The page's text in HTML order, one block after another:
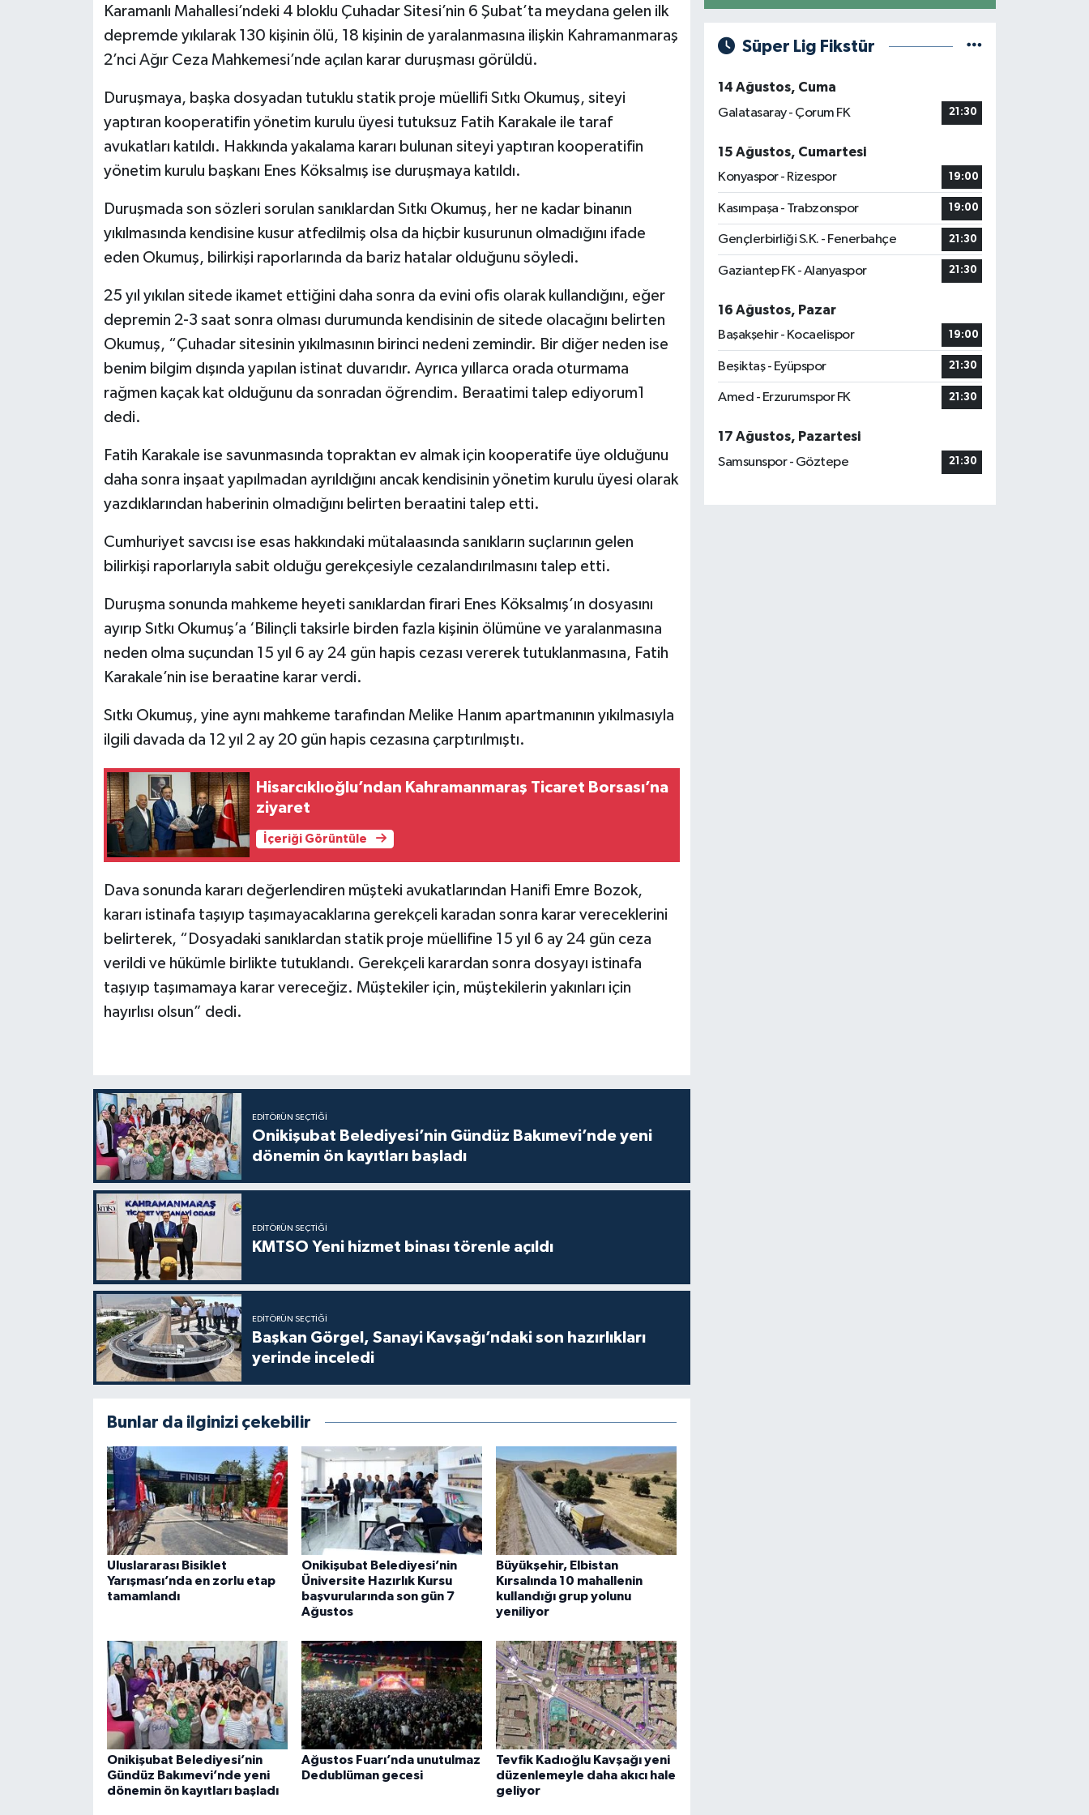
Karamanlı Mahallesi’ndeki 4 bloklu Çuhadar Sitesi’nin 6 Şubat’ta meydana gelen ilk
depremde yıkılarak 130 kişinin ölü, 18 kişinin de yaralanmasına ilişkin Kahramanmaraş
2’nci Ağır Ceza Mahkemesi’nde açılan karar duruşması görüldü.
Duruşmaya, başka dosyadan tutuklu statik proje müellifi Sıtkı Okumuş, siteyi
yaptıran kooperatifin yönetim kurulu üyesi tutuksuz Fatih Karakale ile taraf
avukatları katıldı. Hakkında yakalama kararı bulunan siteyi yaptıran kooperatifin
yönetim kurulu başkanı Enes Köksalmış ise duruşmaya katıldı.
Duruşmada son sözleri sorulan sanıklardan Sıtkı Okumuş, her ne kadar binanın
yıkılmasında kendisine kusur atfedilmiş olsa da hiçbir kusurunun olmadığını ifade
eden Okumuş, bilirkişi raporlarında da bariz hatalar olduğunu söyledi.
25 yıl yıkılan sitede ikamet ettiğini daha sonra da evini ofis olarak kullandığını, eğer
depremin 2-3 saat sonra olması durumunda kendisinin de sitede olacağını belirten
Okumuş, “Çuhadar sitesinin yıkılmasının birinci nedeni zemindir. Bir diğer neden ise
benim bilgim dışında yapılan istinat duvarıdır. Ayrıca yıllarca orada oturmama
rağmen kaçak kat olduğunu da sonradan öğrendim. Beraatimi talep ediyorum1
dedi.
Fatih Karakale ise savunmasında topraktan ev almak için kooperatife üye olduğunu
daha sonra inşaat yapılmadan ayrıldığını ancak kendisinin yönetim kurulu üyesi olarak
yazdıklarından haberinin olmadığını belirten beraatini talep etti.
Cumhuriyet savcısı ise esas hakkındaki mütalaasında sanıkların suçlarının gelen
bilirkişi raporlarıyla sabit olduğu gerekçesiyle cezalandırılmasını talep etti.
Duruşma sonunda mahkeme heyeti sanıklardan firari Enes Köksalmış’ın dosyasını
ayırıp Sıtkı Okumuş’a ‘Bilinçli taksirle birden fazla kişinin ölümüne ve yaralanmasına
neden olma suçundan 15 yıl 6 ay 24 gün hapis cezası vererek tutuklanmasına, Fatih
Karakale’nin ise beraatine karar verdi.
Sıtkı Okumuş, yine aynı mahkeme tarafından Melike Hanım apartmanının yıkılmasıyla
ilgili davada da 12 yıl 2 ay 20 gün hapis cezasına çarptırılmıştı.
Hisarcıklıoğlu’ndan Kahramanmaraş Ticaret Borsası’na
ziyaret
İçeriği Görüntüle
Dava sonunda kararı değerlendiren müşteki avukatlarından Hanifi Emre Bozok,
kararı istinafa taşıyıp taşımayacaklarına gerekçeli karadan sonra karar vereceklerini
belirterek, “Dosyadaki sanıklardan statik proje müellifine 15 yıl 6 ay 24 gün ceza
verildi ve hükümle birlikte tutuklandı. Gerekçeli karardan sonra dosyayı istinafa
taşıyıp taşımamaya karar vereceğiz. Müştekiler için, müştekilerin yakınları için
hayırlısı olsun” dedi.
EDITÖRÜN SEÇTIĞI
Onikişubat Belediyesi’nin Gündüz Bakımevi’nde yeni
dönemin ön kayıtları başladı
EDITÖRÜN SEÇTIĞI
KMTSO Yeni hizmet binası törenle açıldı
EDITÖRÜN SEÇTIĞI
Başkan Görgel, Sanayi Kavşağı’ndaki son hazırlıkları
yerinde inceledi
Bunlar da ilginizi çekebilir
Uluslararası Bisiklet
Yarışması’nda en zorlu etap
tamamlandı
Onikişubat Belediyesi’nin
Üniversite Hazırlık Kursu
başvurularında son gün 7
Ağustos
Büyükşehir, Elbistan
Kırsalında 10 mahallenin
kullandığı grup yolunu
yeniliyor
Onikişubat Belediyesi’nin
Gündüz Bakımevi’nde yeni
dönemin ön kayıtları başladı
Ağustos Fuarı’nda unutulmaz
Dedublüman gecesi
Tevfik Kadıoğlu Kavşağı yeni
düzenlemeyle daha akıcı hale
geliyor
Süper Lig Fikstür
14 Ağustos, Cuma
Galatasaray - Çorum FK
21:30
15 Ağustos, Cumartesi
Konyaspor - Rizespor
19:00
Kasımpaşa - Trabzonspor 19:00
Gençlerbirliği S.K. - Fenerbahçe 21:30
Gaziantep FK - Alanyaspor 21:30
16 Ağustos, Pazar
Başakşehir - Kocaelispor
19:00
Beşiktaş - Eyüpspor 21:30
Amed - Erzurumspor FK 21:30
17 Ağustos, Pazartesi
Samsunspor - Göztepe
21:30